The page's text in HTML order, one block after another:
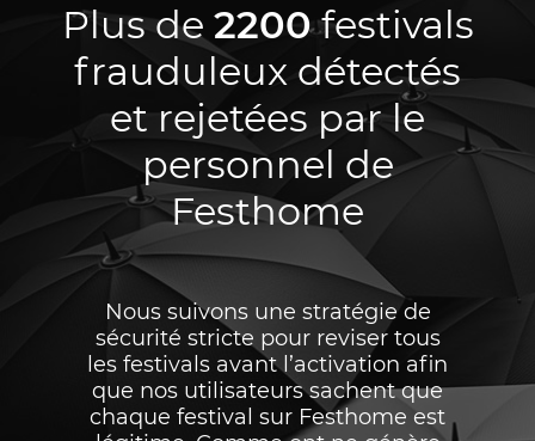
Plus de 2200festivals
frauduleux détectés
et rejetées par le
personnel de
Festhome
Nous suivons une stratégie de
sécurité stricte pour reviser tous
les festivals avant l’activation afin
que nos utilisateurs sachent que
chaque festival sur Festhome est